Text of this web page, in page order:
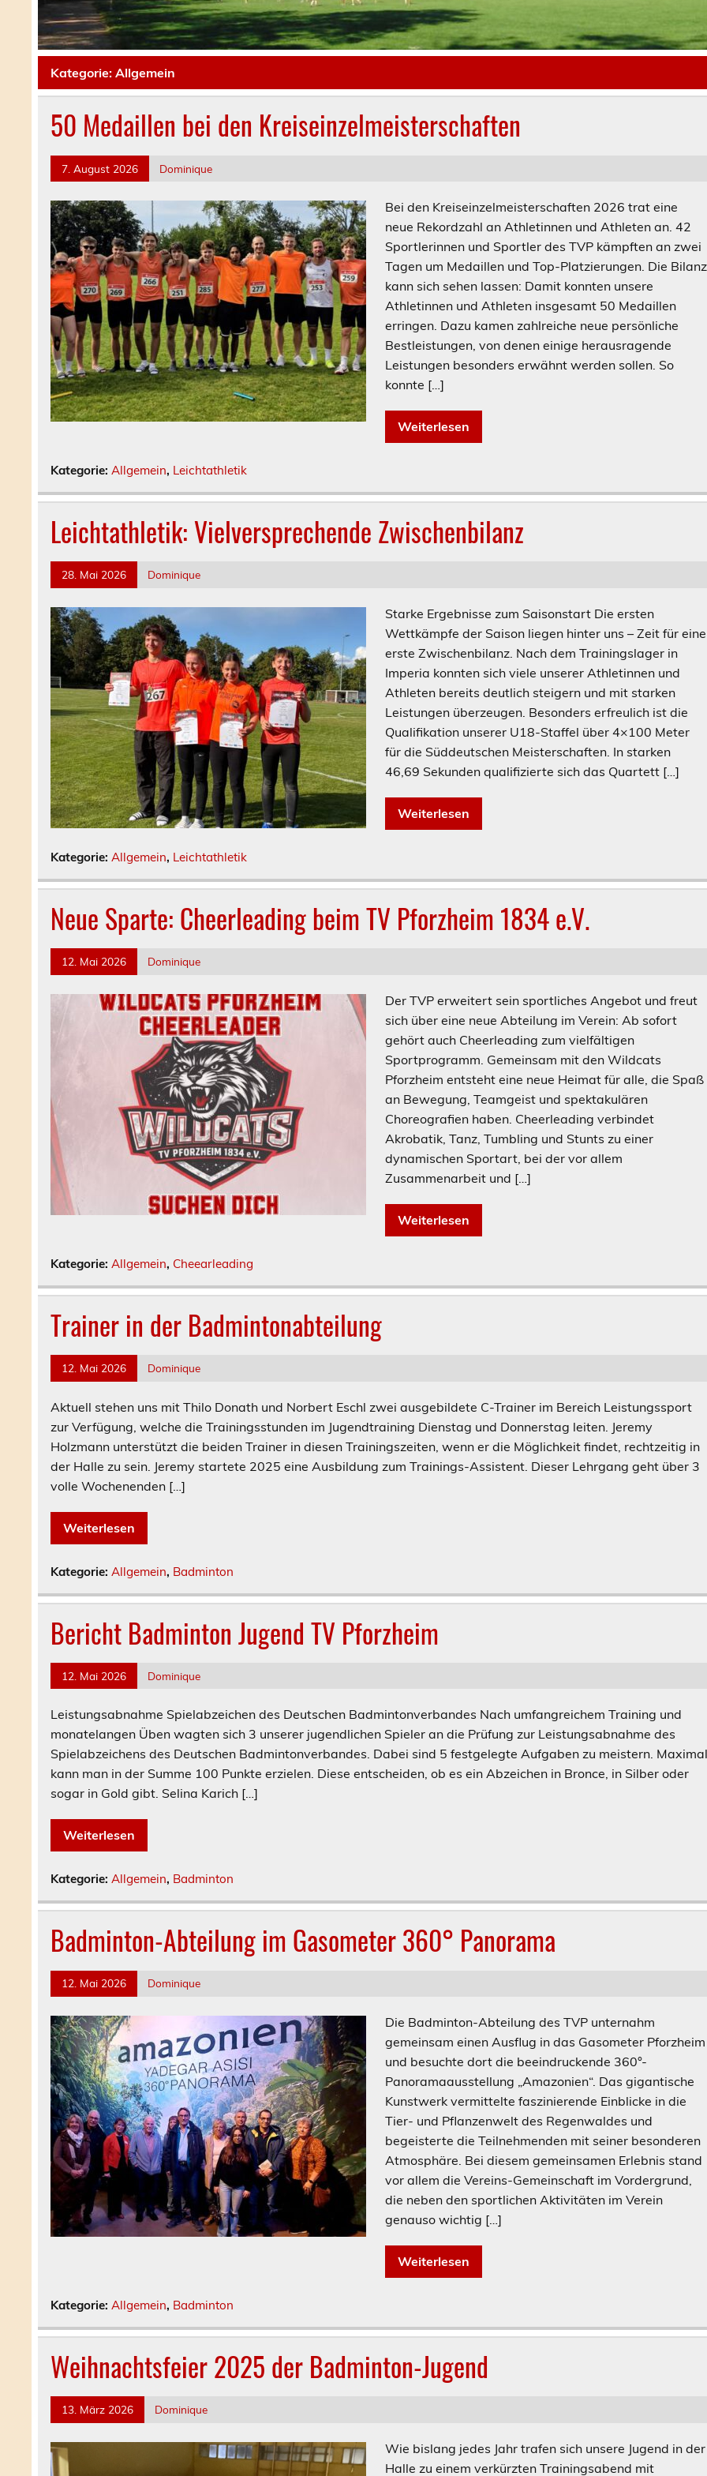
Kategorie:Allgemein
50 Medaillen bei den Kreiseinzelmeisterschaften
7. August 2026 Dominique
Bei den Kreiseinzelmeisterschaften 2026 trat eine
neue Rekordzahl an Athletinnen und Athleten an. 42
Sportlerinnen und Sportler des TVP kämpften an zwei
Tagen um Medaillen und Top-Platzierungen. Die Bilanz
kann sich sehen lassen: Damit konnten unsere
Athletinnen und Athleten insgesamt 50 Medaillen
erringen. Dazu kamen zahlreiche neue persönliche
Bestleistungen, von denen einige herausragende
Leistungen besonders erwähnt werden sollen. So
konnte […]
Weiterlesen
Kategorie:Allgemein, Leichtathletik
Leichtathletik: Vielversprechende Zwischenbilanz
28. Mai 2026 Dominique
Starke Ergebnisse zum Saisonstart Die ersten
Wettkämpfe der Saison liegen hinter uns – Zeit für eine
erste Zwischenbilanz. Nach dem Trainingslager in
Imperia konnten sich viele unserer Athletinnen und
Athleten bereits deutlich steigern und mit starken
Leistungen überzeugen. Besonders erfreulich ist die
Qualifikation unserer U18-Staffel über 4×100 Meter
für die Süddeutschen Meisterschaften. In starken
46,69 Sekunden qualifizierte sich das Quartett […]
Weiterlesen
Kategorie:Allgemein, Leichtathletik
Neue Sparte: Cheerleading beim TV Pforzheim 1834 e.V.
12. Mai 2026 Dominique
Der TVP erweitert sein sportliches Angebot und freut
sich über eine neue Abteilung im Verein: Ab sofort
gehört auch Cheerleading zum vielfältigen
Sportprogramm. Gemeinsam mit den Wildcats
Pforzheim entsteht eine neue Heimat für alle, die Spaß
an Bewegung, Teamgeist und spektakulären
Choreografien haben. Cheerleading verbindet
Akrobatik, Tanz, Tumbling und Stunts zu einer
dynamischen Sportart, bei der vor allem
Zusammenarbeit und […]
Weiterlesen
Kategorie:Allgemein, Cheearleading
Trainer in der Badmintonabteilung
12. Mai 2026 Dominique
Aktuell stehen uns mit Thilo Donath und Norbert Eschl zwei ausgebildete C-Trainer im Bereich Leistungssport
zur Verfügung, welche die Trainingsstunden im Jugendtraining Dienstag und Donnerstag leiten. Jeremy
Holzmann unterstützt die beiden Trainer in diesen Trainingszeiten, wenn er die Möglichkeit findet, rechtzeitig in
der Halle zu sein. Jeremy startete 2025 eine Ausbildung zum Trainings-Assistent. Dieser Lehrgang geht über 3
volle Wochenenden […]
Weiterlesen
Kategorie:Allgemein, Badminton
Bericht Badminton Jugend TV Pforzheim
12. Mai 2026 Dominique
Leistungsabnahme Spielabzeichen des Deutschen Badmintonverbandes Nach umfangreichem Training und
monatelangen Üben wagten sich 3 unserer jugendlichen Spieler an die Prüfung zur Leistungsabnahme des
Spielabzeichens des Deutschen Badmintonverbandes. Dabei sind 5 festgelegte Aufgaben zu meistern.
kann man in der Summe 100 Punkte erzielen. Diese entscheiden, ob es ein Abzeichen in Bronce, in Silber oder
sogar in Gold gibt. Selina Karich […]
Weiterlesen
Kategorie:Allgemein, Badminton
Badminton-Abteilung im Gasometer 360° Panorama
12. Mai 2026 Dominique
Die Badminton-Abteilung des TVP unternahm
gemeinsam einen Ausflug in das Gasometer Pforzheim
und besuchte dort die beeindruckende 360°-
Panoramaausstellung „Amazonien“. Das gigantische
Kunstwerk vermittelte faszinierende Einblicke in die
Tier- und Pflanzenwelt des Regenwaldes und
begeisterte die Teilnehmenden mit seiner besonderen
Atmosphäre. Bei diesem gemeinsamen Erlebnis stand
vor allem die Vereins-Gemeinschaft im Vordergrund,
die neben den sportlichen Aktivitäten im Verein
genauso wichtig […]
Weiterlesen
Kategorie:Allgemein, Badminton
Weihnachtsfeier 2025 der Badminton-Jugend
13. März 2026 Dominique
Wie bislang jedes Jahr trafen sich unsere Jugend in der
Halle zu einem verkürzten Trainingsabend mit